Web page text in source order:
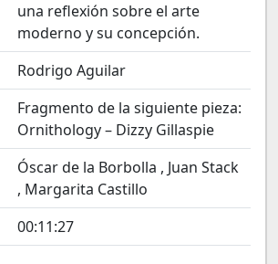
una reflexión sobre el arte
moderno y su concepción.
Rodrigo Aguilar
Fragmento de la siguiente pieza:
Ornithology – Dizzy Gillaspie
Óscar de la Borbolla , Juan Stack
, Margarita Castillo
00:11:27